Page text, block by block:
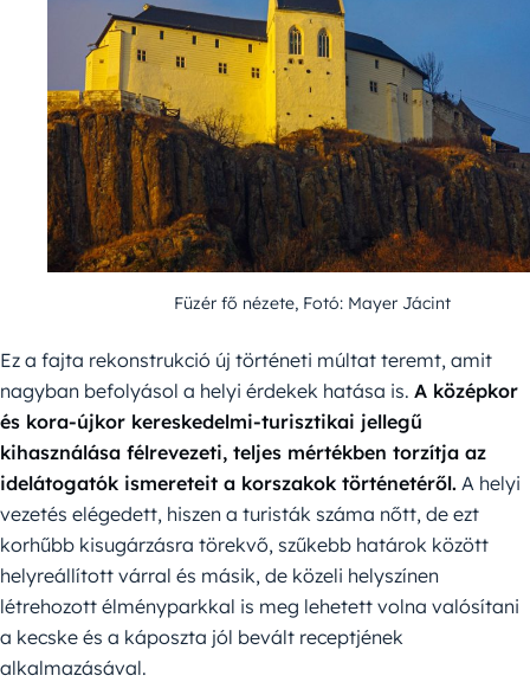
Füzér fő nézete, Fotó: Mayer Jácint
Ez a fajta rekonstrukció új történeti múltat teremt, amit
nagyban befolyásol a helyi érdekek hatása is. A középkor
és kora-újkor kereskedelmi-turisztikai jellegű
kihasználása félrevezeti, teljes mértékben torzítja az
idelátogatók ismereteit a korszakok történetéről. A helyi
vezetés elégedett, hiszen a turisták száma nőtt, de ezt
korhűbb kisugárzásra törekvő, szűkebb határok között
helyreállított várral és másik, de közeli helyszínen
létrehozott élményparkkal is meg lehetett volna valósítani
a kecske és a káposzta jól bevált receptjének
alkalmazásával.